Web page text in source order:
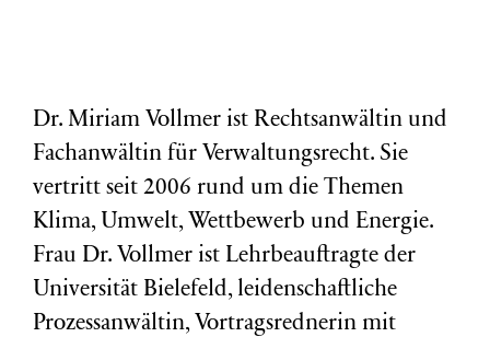
Dr. Miriam Vollmer ist Rechtsanwältin und
Fachanwältin für Verwaltungsrecht. Sie
vertritt seit 2006 rund um die Themen
Klima, Umwelt, Wettbewerb und Energie.
Frau Dr. Vollmer ist Lehrbeauftragte der
Universität Bielefeld, leidenschaftliche
Prozessanwältin, Vortragsrednerin mit